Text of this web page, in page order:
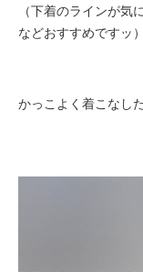
（下着のラインが気
などおすすめですッ ）
かっこよく着こなし